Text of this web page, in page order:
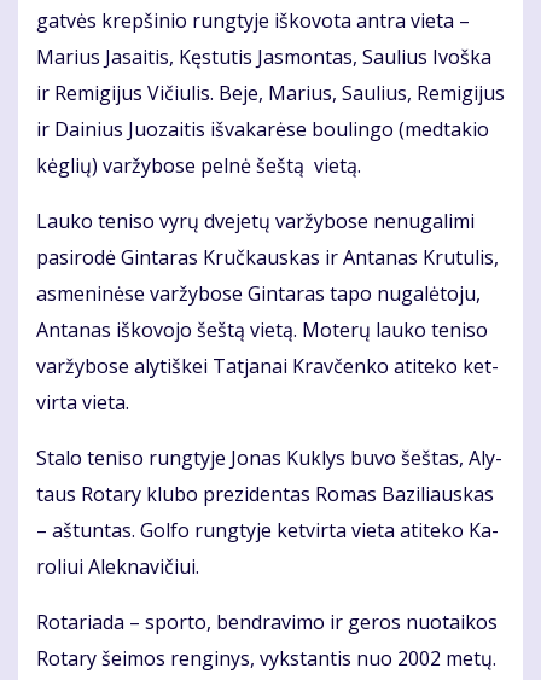
gat­vės krep­ši­nio rung­ty­je iš­ko­vo­ta an­tra vie­ta –
Ma­rius Ja­sai­tis, Kęs­tu­tis Jas­mon­tas, Sau­lius Ivoš­ka
ir Re­mi­gi­jus Vi­čiu­lis. Be­je, Ma­rius, Sau­lius, Re­mi­gi­jus
ir Dai­nius Juo­zai­tis iš­va­ka­rė­se bou­lin­go (med­ta­kio
kėg­lių) var­žy­bo­se pel­nė šeš­tą vie­tą.
Lau­ko te­ni­so vy­rų dve­je­tų var­žy­bo­se ne­nu­ga­li­mi
pa­si­ro­dė Gin­ta­ras Kruč­kaus­kas ir An­ta­nas Kru­tu­lis,
as­me­ni­nė­se var­žy­bo­se Gin­ta­ras ta­po nu­ga­lė­to­ju,
An­ta­nas iš­ko­vo­jo šeš­tą vie­tą. Mo­te­rų lau­ko te­ni­so
var­žy­bo­se aly­tiš­kei Tat­ja­nai Krav­čen­ko ati­te­ko ket­
vir­ta vie­ta.
Sta­lo te­ni­so rung­ty­je Jo­nas Kuk­lys bu­vo šeš­tas, Aly­
taus Ro­ta­ry klu­bo pre­zi­den­tas Ro­mas Ba­zi­liaus­kas
– aš­tun­tas. Gol­fo rung­ty­je ket­vir­ta vie­ta ati­te­ko Ka­
ro­liui Alek­na­vi­čiui.
Ro­ta­ria­da – spor­to, ben­dra­vi­mo ir ge­ros nuo­tai­kos
Ro­ta­ry šei­mos ren­gi­nys, vyks­tan­tis nuo 2002 me­tų.